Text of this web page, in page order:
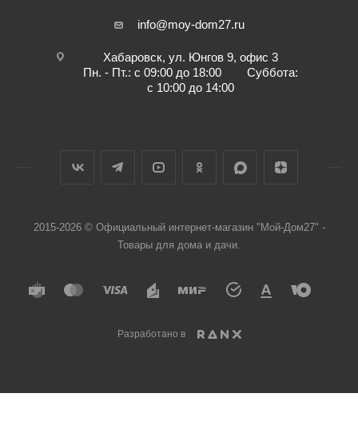
info@moy-dom27.ru
Хабаровск, ул. Юнгов 9, офис 3
Пн. - Пт.: с 09:00 до 18:00 Суббота:
с 10:00 до 14:00
2015-2026 © Официальный интернет-магазин "Мой-Дом27" -
Товары для дома и дачи.
Разработано в